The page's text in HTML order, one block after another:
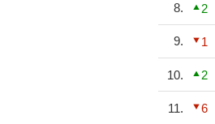
8. 2
9. 1
10. 2
11. 6